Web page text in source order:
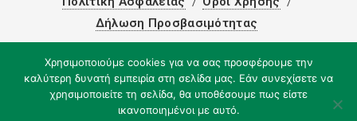
Δήλωση Προσβασιμότητας
Χρησιμοποιούμε cookies για να σας προσφέρουμε την
καλύτερη δυνατή εμπειρία στη σελίδα μας. Εάν συνεχίσετε να
χρησιμοποιείτε τη σελίδα, θα υποθέσουμε πως είστε
ικανοποιημένοι με αυτό.